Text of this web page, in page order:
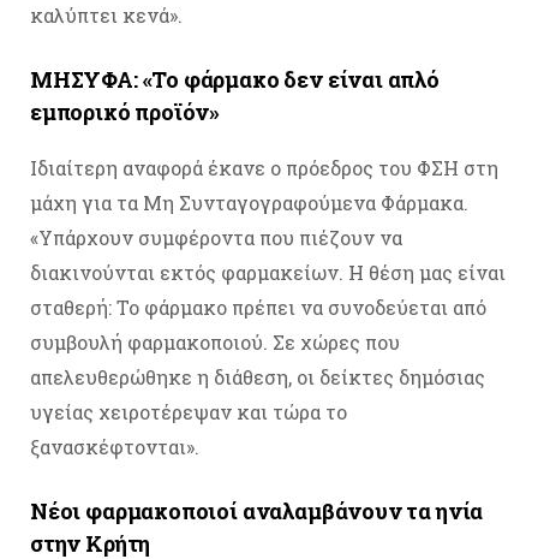
καλύπτει κενά».
ΜΗΣΥΦΑ: «Το φάρμακο δεν είναι απλό
εμπορικό προϊόν»
Ιδιαίτερη αναφορά έκανε ο πρόεδρος του ΦΣΗ στη
μάχη για τα Μη Συνταγογραφούμενα Φάρμακα.
«Υπάρχουν συμφέροντα που πιέζουν να
διακινούνται εκτός φαρμακείων. Η θέση μας είναι
σταθερή: Το φάρμακο πρέπει να συνοδεύεται από
συμβουλή φαρμακοποιού. Σε χώρες που
απελευθερώθηκε η διάθεση, οι δείκτες δημόσιας
υγείας χειροτέρεψαν και τώρα το
ξανασκέφτονται».
Νέοι φαρμακοποιοί αναλαμβάνουν τα ηνία
στην Κρήτη